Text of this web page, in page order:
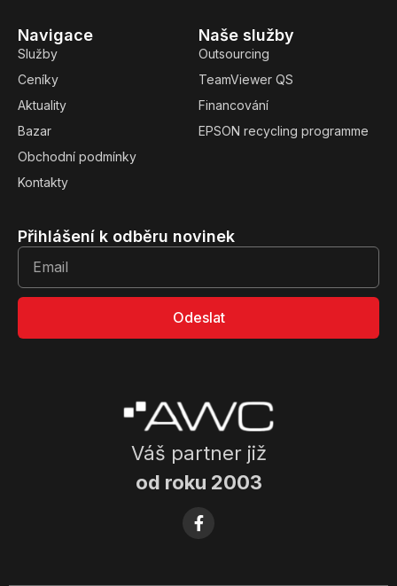
Váš partner již
od roku 2003
Naše služby
Outsourcing
TeamViewer QS
Financování
EPSON recycling programme
Navigace
Služby
Ceníky
Aktuality
Bazar
Obchodní podmínky
Kontakty
Přihlášení k odběru novinek
Odeslat